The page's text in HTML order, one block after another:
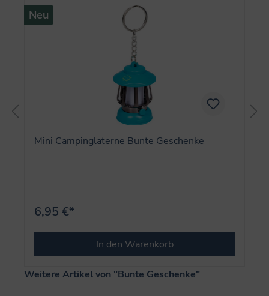
Neu
Mini Campinglaterne Bunte Geschenke
6,95 €*
In den Warenkorb
Produktgalerie überspringen
Weitere Artikel von "Bunte Geschenke"